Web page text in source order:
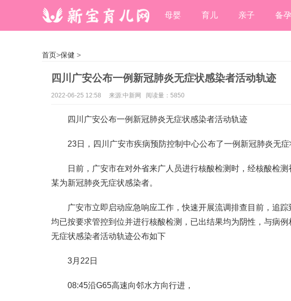
母婴 育儿 亲子 备孕
首页>保健 >
四川广安公布一例新冠肺炎无症状感染者活动轨迹
2022-06-25 12:58 来源:中新网 阅读量：5850
四川广安公布一例新冠肺炎无症状感染者活动轨迹
23日，四川广安市疾病预防控制中心公布了一例新冠肺炎无
日前，广安市在对外省来广人员进行核酸检测时，经核酸检
某为新冠肺炎无症状感染者。
广安市立即启动应急响应工作，快速开展流调排查目前，追
均已按要求管控到位并进行核酸检测，已出结果均为阴性，与病
无症状感染者活动轨迹公布如下
3月22日
08:45沿G65高速向邻水方向行进，